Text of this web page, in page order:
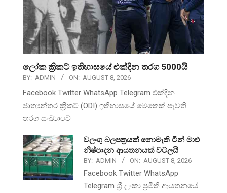
ලෝක ක්‍රිකට් ඉතිහාසයේ එක්දින තරග 5000යි
BY: ADMIN ON: AUGUST 8, 2026
Facebook Twitter WhatsApp Telegram එක්දින
ජාත්‍යන්තර ක්‍රිකට් (ODI) ඉතිහාසයේ මෙතෙක් පැවති
තරග සංඛ්‍යාවේ
වලංගු බලපත්‍රයක් නොමැති ටින් මාළු
නිෂ්පාදන ආයතනයක් වටලයි
BY: ADMIN ON: AUGUST 8, 2026
Facebook Twitter WhatsApp
Telegram ශ්‍රී ලංකා ප්‍රමිති ආයතනයේ